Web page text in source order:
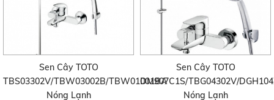
Sen Cây TOTO
TBS03302V/TBW03002B/TBW01001BA
Nóng Lạnh
Sen Cây TOTO
DM907C1S/TBG04302V/
Nóng Lạnh